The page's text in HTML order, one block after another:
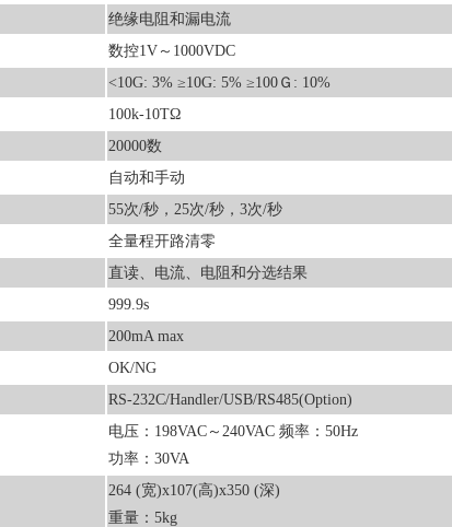
绝缘电阻和漏电流
数控1V～1000VDC
<10G: 3% ≥10G: 5% ≥100Ｇ: 10%
100k-10TΩ
20000数
自动和手动
55次/秒，25次/秒，3次/秒
全量程开路清零
直读、电流、电阻和分选结果
999.9s
200mA max
OK/NG
RS-232C/Handler/USB/RS485(Option)
电压：198VAC～240VAC 频率：50Hz
功率：30VA
264 (宽)x107(高)x350 (深)
重量：5kg